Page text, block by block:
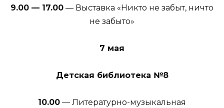
9.00 — 17.00 — Выставка «Никто не забыт, ничто
не забыто»
7 мая
Детская библиотека №8
10.00 — Литературно-музыкальная